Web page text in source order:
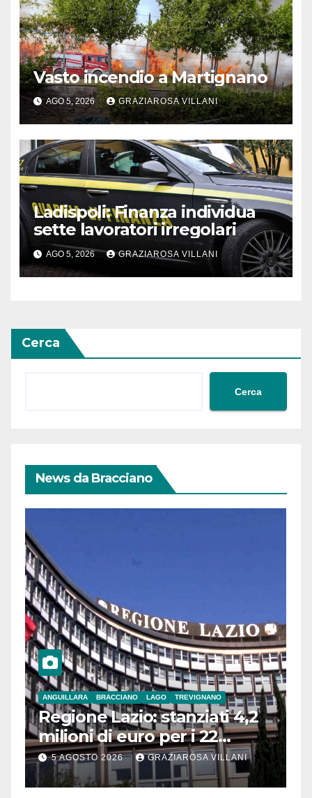
Vasto incendio a Martignano
AGO 5, 2026 GRAZIAROSA VILLANI
Ladispoli: Finanza individua
sette lavoratori irregolari
AGO 5, 2026 GRAZIAROSA VILLANI
Cerca
Cerca
News da Bracciano
ANGUILLARA BRACCIANO LAGO TREVIGNANO
Regione Lazio: stanziati 4,2
milioni di euro per i 22
Comuni dell’Etruria
Meridionale
5 AGOSTO 2026 GRAZIAROSA VILLANI